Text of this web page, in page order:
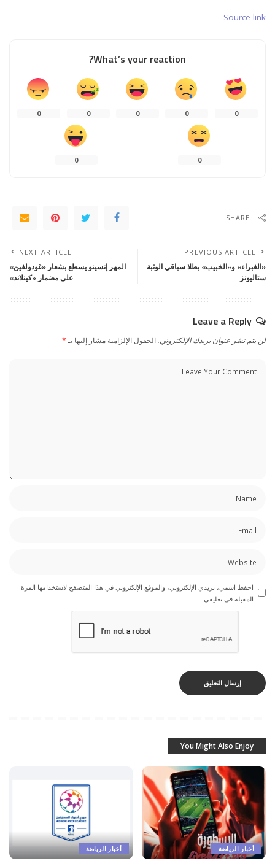
Source link
What’s your reaction?
0
0
0
0
0
0
0
SHARE
PREVIOUS ARTICLE
«الغبراء» و«الخبيب» بطلا سباقي الوثبة
ستاليونز
NEXT ARTICLE
المهر إنسينو يسطع بشعار «غودولفين»
على مضمار «كينلاند»
Leave a Reply
لن يتم نشر عنوان بريدك الإلكتروني.الحقول الإلزامية مشار إليها بـ*
احفظ اسمي، بريدي الإلكتروني، والموقع الإلكتروني في هذا المتصفح لاستخدامها المرة
المقبلة في تعليقي.
You Might Also Enjoy
أخبار الرياضة أخبار الرياضة